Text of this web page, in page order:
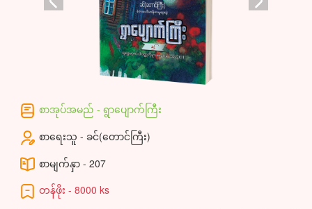
စာအုပ်အမည် - ရွာပျောက်ကြီး
စာရေးသူ - ခင်(တောင်ကြီး)
စာမျက်နှာ - 207
တန်ဖိုး - 8000 ks